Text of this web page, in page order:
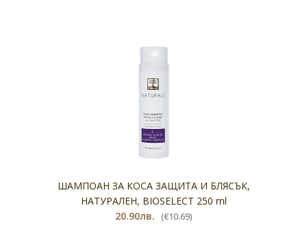
ШАМПОАН ЗА КОСА ЗАЩИТА И БЛЯСЪК,
НАТУРАЛЕН, BIOSELECT 250 ml
20.90лв. (€10.69)